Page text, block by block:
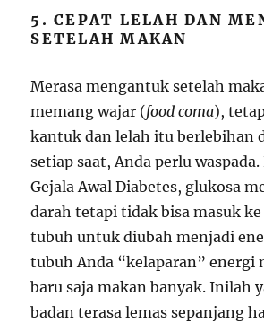
5. CEPAT LELAH DAN
SETELAH MAKAN
Merasa mengantuk setelah
memang wajar (food coma),
kantuk dan lelah itu berlebihan
setiap saat, Anda perlu
Gejala Awal Diabetes, glukosa
darah tetapi tidak bisa masuk ke
tubuh untuk diubah menjadi
tubuh Anda “kelaparan” energi
baru saja makan banyak. Inilah
badan terasa lemas sepanjang